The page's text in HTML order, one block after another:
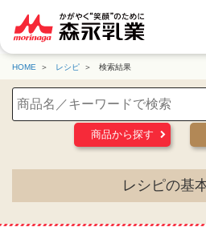
HOME レシピ 検索結果
商品から探す
レシピの基